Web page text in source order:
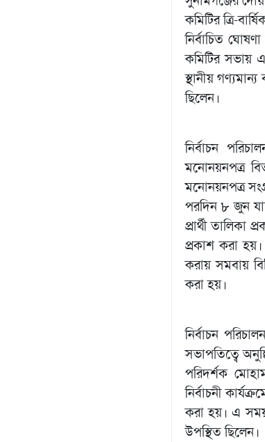
কমিটির ত্রি-
নির্বাচিত
কমিটির সভায়
স্থানীয়
ছিলেন।
​নির্বাচন
মনোনয়নপত্র
মনোনয়নপত্র
পরদিন ৮ জুন
প্রার্থী তালিকা
প্রকাশ করা হয়।
করায় সমবায়
করা হয়।
​নির্বাচন
সভাপতিত্বে
পরিদর্শক
নির্বাচনী
করা হয়। এ
উপস্থিত ছিলেন।